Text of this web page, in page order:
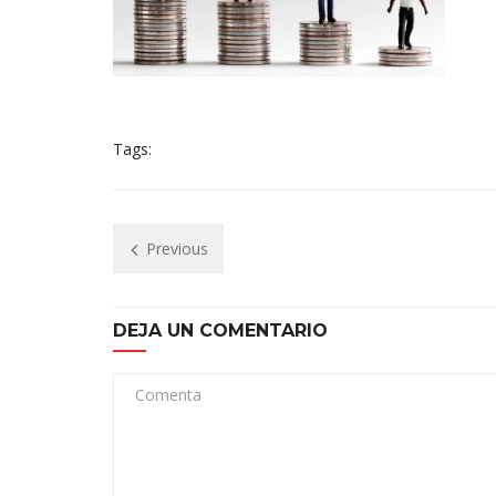
Tags:
Previous
DEJA UN COMENTARIO
Comenta